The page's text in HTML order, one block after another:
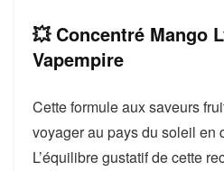
💥 Concentré Mango
Vapempire
Cette formule aux saveurs
voyager au pays du soleil en
L’équilibre gustatif de cette